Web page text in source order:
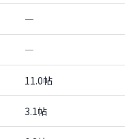
―
―
11.0帖
3.1帖